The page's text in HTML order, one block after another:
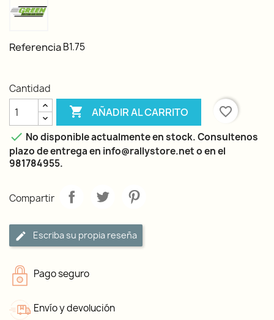
ReferenciaB1.75
Cantidad
 AÑADIR AL CARRITO
favorite_border
 No disponible actualmente en stock. Consultenos
plazo de entrega en info@rallystore.net o en el
981784955.
Compartir
Escriba su propia reseña
Pago seguro
Envío y devolución